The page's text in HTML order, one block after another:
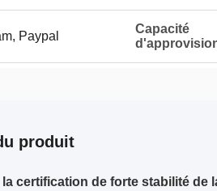
Paypal
Capacité
produit
certification de forte stabilité de